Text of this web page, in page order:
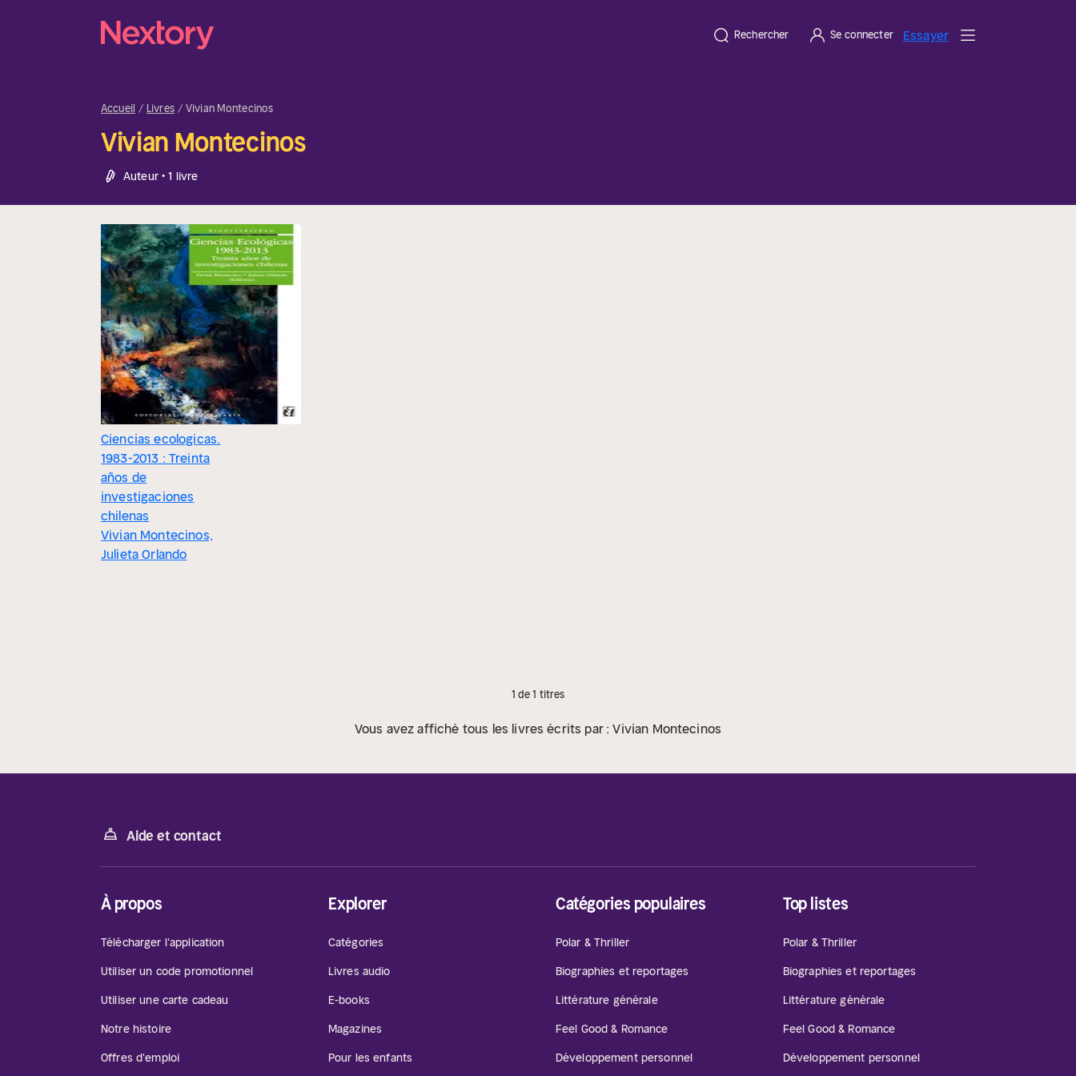
Rechercher Se connecter Essayer
Accueil Livres Vivian Montecinos
Vivian Montecinos
Auteur • 1 livre
Ciencias ecologicas.
1983-2013 : Treinta
años de
investigaciones
chilenas
Vivian Montecinos,
Julieta Orlando
1 de 1 titres
Vous avez affiché tous les livres écrits par : Vivian Montecinos
Aide et contact
À propos
Télécharger l'application
Utiliser un code promotionnel
Utiliser une carte cadeau
Notre histoire
Offres d'emploi
Explorer
Catégories
Livres audio
E-books
Magazines
Pour les enfants
Catégories populaires
Polar & Thriller
Biographies et reportages
Littérature générale
Feel Good & Romance
Développement personnel
Top listes
Polar & Thriller
Biographies et reportages
Littérature générale
Feel Good & Romance
Développement personnel